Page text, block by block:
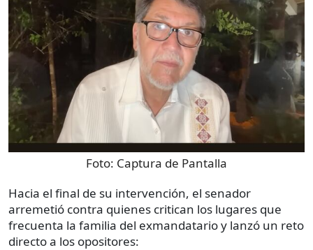
Foto: Captura de Pantalla
Hacia el final de su intervención, el senador
arremetió contra quienes critican los lugares que
frecuenta la familia del exmandatario y lanzó un reto
directo a los opositores: